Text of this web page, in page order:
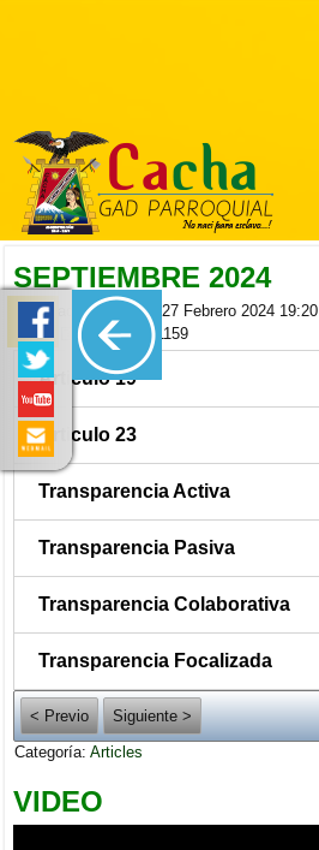
SEPTIEMBRE 2024
Publicado el Martes, 27 Febrero 2024 19:20
| Visitas: 1159
Articulo 19
Articulo 23
Transparencia Activa
Transparencia Pasiva
Transparencia Colaborativa
Transparencia Focalizada
< Previo
Siguiente >
Categoría:Articles
VIDEO